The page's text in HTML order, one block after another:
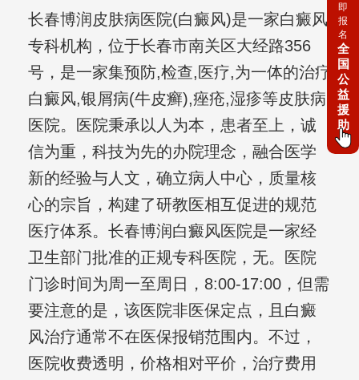
长春博润皮肤病医院(白癜风)是一家白癜风
专科机构，位于长春市南关区大经路356
号，是一家集预防,检查,医疗,为一体的治疗
白癜风,银屑病(牛皮癣),痤疮,湿疹等皮肤病
医院。医院秉承以人为本，患者至上，诚
信为重，科技为先的办院理念，融合医学
新的经验与人文，确立病人中心，质量核
心的宗旨，构建了研教医相互促进的规范
医疗体系。长春博润白癜风医院是一家经
卫生部门批准的正规专科医院，无。医院
门诊时间为周一至周日，8:00-17:00，但需
要注意的是，该医院非医保定点，且白癜
风治疗通常不在医保报销范围内。不过，
医院收费透明，价格相对平价，治疗费用
即
报
名
全
国
公
益
援
助